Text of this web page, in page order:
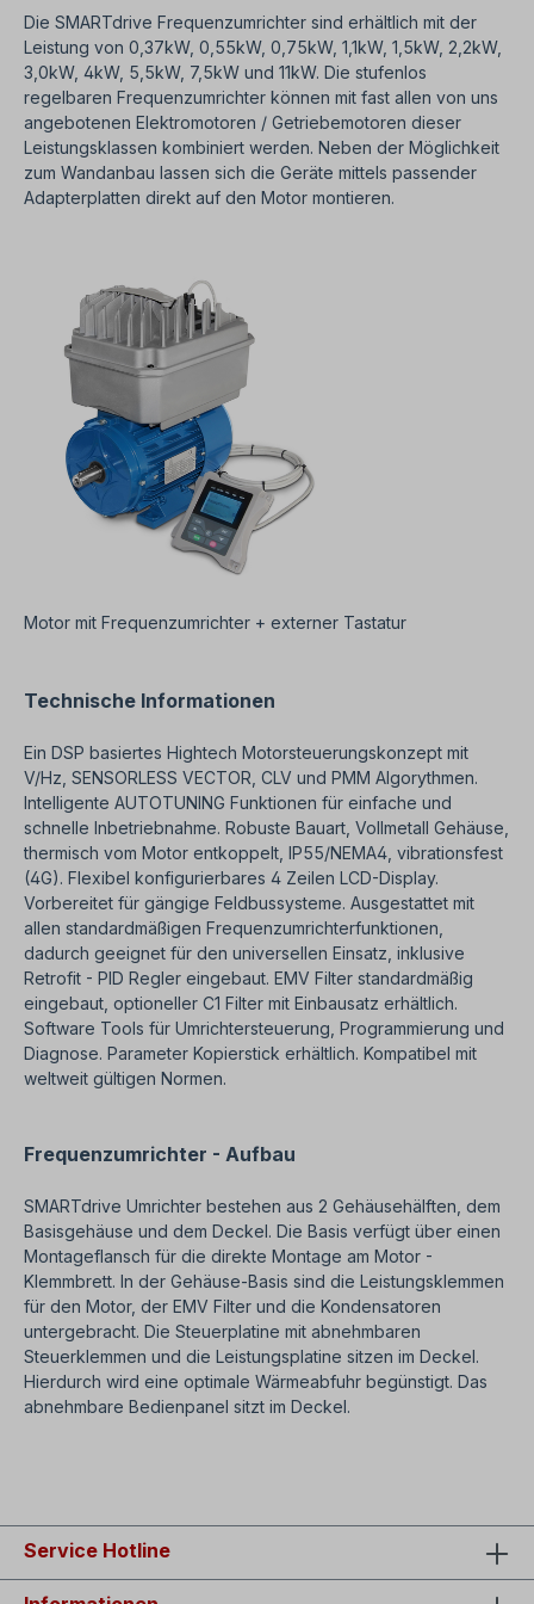
eingebaut, optionelles C1 Filter mit Einbausatz
erhältlich. Software Tools für Umrichtersteuerung,
Programmierung und Diagnose.Parameter
Kopierstick erhältlich. Kompatibel mit weltweit
gültigen Normen. Wichtige Hinweise Bei diesem
Antrieb handelt es sich um eine
Sonderanfertigung. Ein Rücktritt oder Widerruf
vom Kauf ist ausgeschlossen!Alle Produktfotos
sind unverbindliche Beispiele! Technische
Die SMARTdrive Frequenzumrichter sind erhältlich mit der
Leistung von 0,37kW, 0,55kW, 0,75kW, 1,1kW, 1,5kW, 2,2kW,
3,0kW, 4kW, 5,5kW, 7,5kW und 11kW. Die stufenlos
regelbaren Frequenzumrichter können mit fast allen von uns
angebotenen Elektromotoren / Getriebemotoren dieser
Leistungsklassen kombiniert werden. Neben der Möglichkeit
zum Wandanbau lassen sich die Geräte mittels passender
Adapterplatten direkt auf den Motor montieren.
Motor mit Frequenzumrichter + externer Tastatur
Technische Informationen
Ein DSP basiertes Hightech Motorsteuerungskonzept mit
V/Hz, SENSORLESS VECTOR, CLV und PMM Algorythmen.
Intelligente AUTOTUNING Funktionen für einfache und
schnelle Inbetriebnahme. Robuste Bauart, Vollmetall Gehäuse,
thermisch vom Motor entkoppelt, IP55/NEMA4, vibrationsfest
(4G). Flexibel konfigurierbares 4 Zeilen LCD-Display.
Vorbereitet für gängige Feldbussysteme. Ausgestattet mit
allen standardmäßigen Frequenzumrichterfunktionen,
dadurch geeignet für den universellen Einsatz, inklusive
Retrofit - PID Regler eingebaut. EMV Filter standardmäßig
eingebaut, optioneller C1 Filter mit Einbausatz erhältlich.
Software Tools für Umrichtersteuerung, Programmierung und
Diagnose. Parameter Kopierstick erhältlich. Kompatibel mit
weltweit gültigen Normen.
Frequenzumrichter - Aufbau
SMARTdrive Umrichter bestehen aus 2 Gehäusehälften, dem
Basisgehäuse und dem Deckel. Die Basis verfügt über einen
Montageflansch für die direkte Montage am Motor -
Klemmbrett. In der Gehäuse-Basis sind die Leistungsklemmen
für den Motor, der EMV Filter und die Kondensatoren
untergebracht. Die Steuerplatine mit abnehmbaren
Steuerklemmen und die Leistungsplatine sitzen im Deckel.
Hierdurch wird eine optimale Wärmeabfuhr begünstigt. Das
abnehmbare Bedienpanel sitzt im Deckel.
Service Hotline